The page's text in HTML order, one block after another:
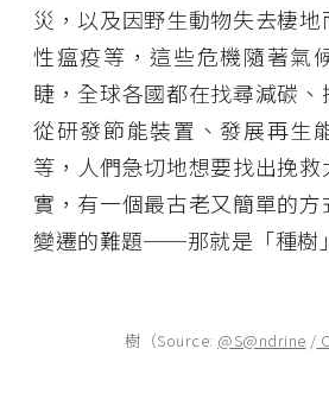
災，以及因野生動物失去棲
性瘟疫等，這些危機隨著氣
睫，全球各國都在找尋減碳、
從研發節能裝置、發展再生
等，人們急切地想要找出挽
實，有一個最古老又簡單的
變遷的難題──那就是「種樹
樹（Source: @S@ndrine /